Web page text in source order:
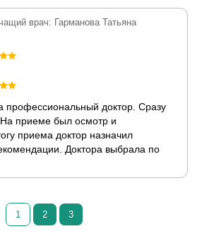
врач: Гарманова Татьяна
профессиональный доктор. Сразу
На приеме был осмотр и
приема доктор назначил
Доктора выбрала по
1 2 3